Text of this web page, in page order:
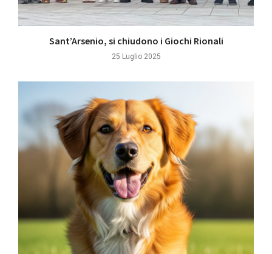
Sant’Arsenio, si chiudono i Giochi Rionali
25 Luglio 2025